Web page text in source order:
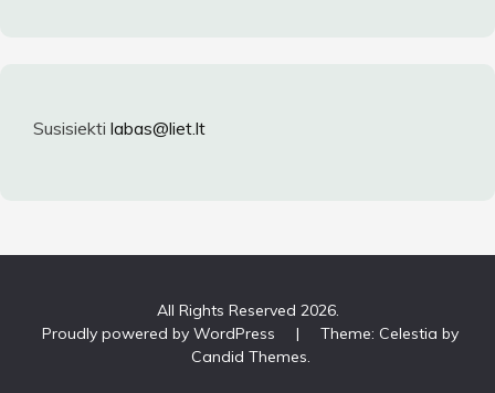
Susisiekti labas@liet.lt
All Rights Reserved 2026.
Proudly powered by WordPress
|
Theme: Celestia by
Candid Themes.